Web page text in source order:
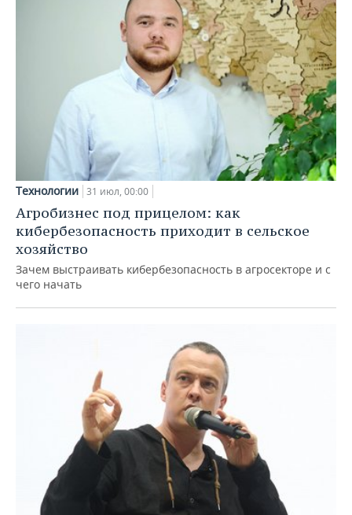
Технологии 31 июл, 00:00
Агробизнес под прицелом: как
кибербезопасность приходит в сельское
хозяйство
Зачем выстраивать кибербезопасность в агросекторе и с
чего начать